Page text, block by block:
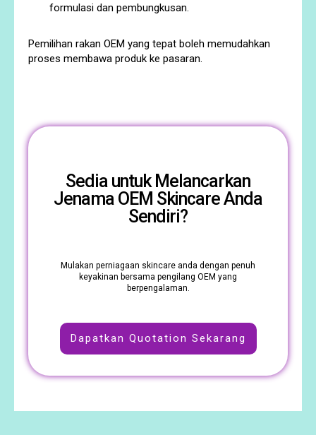
formulasi dan pembungkusan.
Pemilihan rakan OEM yang tepat boleh memudahkan
proses membawa produk ke pasaran.
Sedia untuk Melancarkan
Jenama OEM Skincare Anda
Sendiri?
Mulakan perniagaan skincare anda dengan penuh
keyakinan bersama pengilang OEM yang
berpengalaman.
Dapatkan Quotation Sekarang